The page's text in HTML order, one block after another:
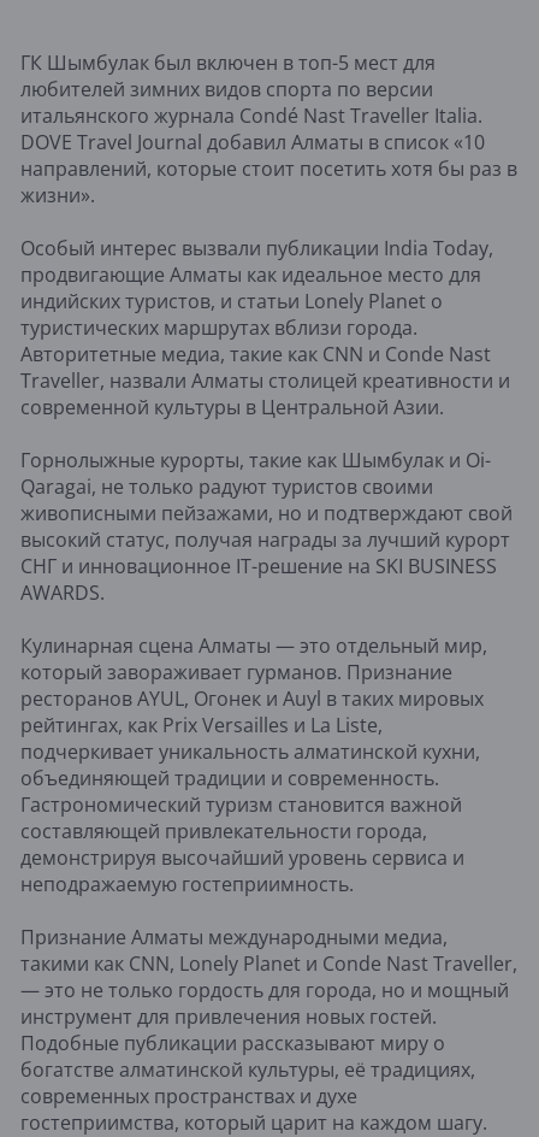
ГК Шымбулак был включен в топ-5 мест для
любителей зимних видов спорта по версии
итальянского журнала Condé Nast Traveller Italia.
DOVE Travel Journal добавил Алматы в список «10
направлений, которые стоит посетить хотя бы раз в
жизни».
Особый интерес вызвали публикации India Today,
продвигающие Алматы как идеальное место для
индийских туристов, и статьи Lonely Planet о
туристических маршрутах вблизи города.
Авторитетные медиа, такие как CNN и Conde Nast
Traveller, назвали Алматы столицей креативности и
современной культуры в Центральной Азии.
Горнолыжные курорты, такие как Шымбулак и Oi-
Qaragai, не только радуют туристов своими
живописными пейзажами, но и подтверждают свой
высокий статус, получая награды за лучший курорт
СНГ и инновационное IT-решение на SKI BUSINESS
AWARDS.
Кулинарная сцена Алматы — это отдельный мир,
который завораживает гурманов. Признание
ресторанов AYUL, Огонек и Auyl в таких мировых
рейтингах, как Prix Versailles и La Liste,
подчеркивает уникальность алматинской кухни,
объединяющей традиции и современность.
Гастрономический туризм становится важной
составляющей привлекательности города,
демонстрируя высочайший уровень сервиса и
неподражаемую гостеприимность.
Признание Алматы международными медиа,
такими как CNN, Lonely Planet и Conde Nast Traveller,
— это не только гордость для города, но и мощный
инструмент для привлечения новых гостей.
Подобные публикации рассказывают миру о
богатстве алматинской культуры, её традициях,
современных пространствах и духе
гостеприимства, который царит на каждом шагу.